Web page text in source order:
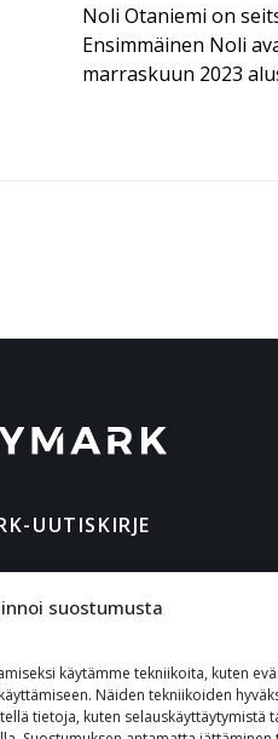
suostumusta
käytämme tekniikoita, kuten
Näiden tekniikoiden
tietoja, kuten selauskäyttäytymistä
Noli Otaniemi on
Ensimmäinen Noli
marraskuun 2023
UUTISKIRJE